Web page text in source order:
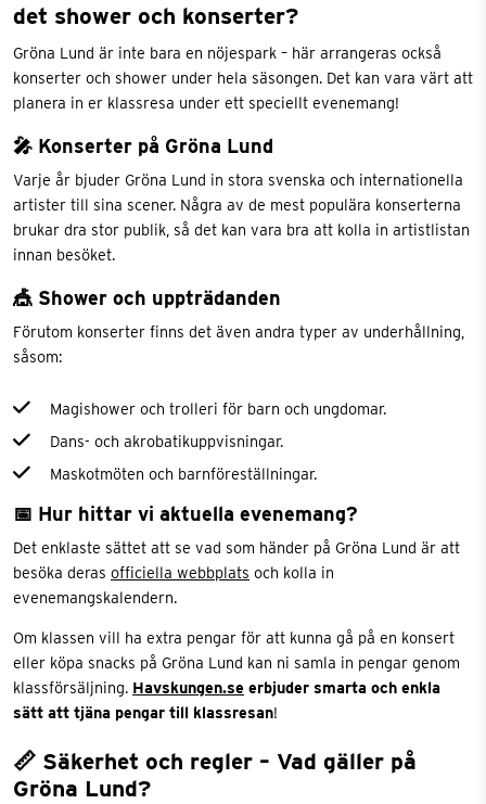
det shower och konserter?
Gröna Lund är inte bara en nöjespark – här arrangeras också
konserter och shower under hela säsongen. Det kan vara värt att
planera in er klassresa under ett speciellt evenemang!
🎤 Konserter på Gröna Lund
Varje år bjuder Gröna Lund in stora svenska och internationella
artister till sina scener. Några av de mest populära konserterna
brukar dra stor publik, så det kan vara bra att kolla in artistlistan
innan besöket.
🎪 Shower och uppträdanden
Förutom konserter finns det även andra typer av underhållning,
såsom:
Magishower och trolleri för barn och ungdomar.
Dans- och akrobatikuppvisningar.
Maskotmöten och barnföreställningar.
📅 Hur hittar vi aktuella evenemang?
Det enklaste sättet att se vad som händer på Gröna Lund är att
besöka deras officiella webbplats och kolla in
evenemangskalendern.
Om klassen vill ha extra pengar för att kunna gå på en konsert
eller köpa snacks på Gröna Lund kan ni samla in pengar genom
klassförsäljning. Havskungen.se erbjuder smarta och enkla
sätt att tjäna pengar till klassresan!
📏 Säkerhet och regler – Vad gäller på
Gröna Lund?